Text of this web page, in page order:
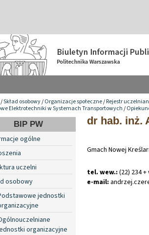
/Skład osobowy/Organizacje społeczne/Rejestr
Elektrotechniki w Systemach Transportowych/
BIP PW
ogólne
uczelni
osobowy
jednostki
organizacyjne
dr hab. inż.
Gmach Nowej
tel. wew.: (22) 234
e-mail: andrzej.